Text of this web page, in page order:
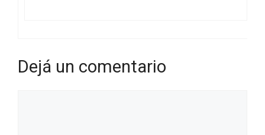
Dejá un comentario